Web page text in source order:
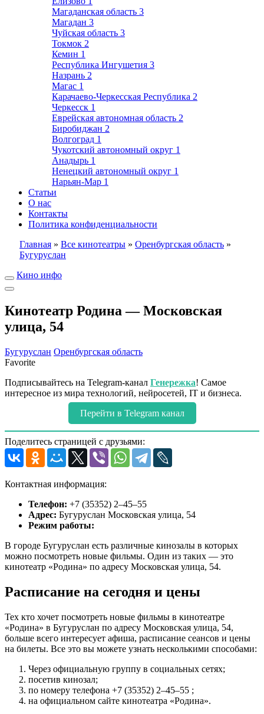
Магаданская область 3
Магадан 3
Чуйская область 3
Токмок 2
Кемин 1
Республика Ингушетия 3
Назрань 2
Магас 1
Карачаево-Черкесская Республика 2
Черкесск 1
Еврейская автономная область 2
Биробиджан 2
Волгоград 1
Чукотский автономный округ 1
Анадырь 1
Ненецкий автономный округ 1
Нарьян-Мар 1
Статьи
О нас
Контакты
Политика конфиденциальности
Главная » Все кинотеатры » Оренбургская область »
Бугуруслан
Кино инфо
Кинотеатр Родина — Московская
улица, 54
Бугуруслан Оренбургская область
Favorite
Подписывайтесь на Telegram-канал Генережка! Самое
интересное из мира технологий, нейросетей, IT и бизнеса.
Перейти в Telegram канал
Поделитесь страницей с друзьями:
Контактная информация:
Телефон: +7 (35352) 2‒45‒55
Адрес: Бугуруслан Московская улица, 54
Режим работы:
В городе Бугуруслан есть различные кинозалы в которых
можно посмотреть новые фильмы. Один из таких — это
кинотеатр «Родина» по адресу Московская улица, 54.
Расписание на сегодня и цены
Тех кто хочет посмотреть новые фильмы в кинотеатре
«Родина» в Бугуруслан по адресу Московская улица, 54,
больше всего интересует афиша, расписание сеансов и цены
на билеты. Все это вы можете узнать несколькими способами:
Через официальную группу в социальных сетях;
посетив кинозал;
по номеру телефона +7 (35352) 2‒45‒55 ;
на официальном сайте кинотеатра «Родина».